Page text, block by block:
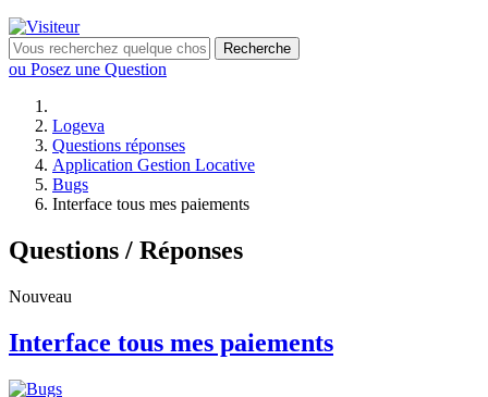
Recherche
ou Posez une Question
Logeva
Questions réponses
Application Gestion Locative
Bugs
Interface tous mes paiements
Questions / Réponses
Nouveau
Interface tous mes paiements